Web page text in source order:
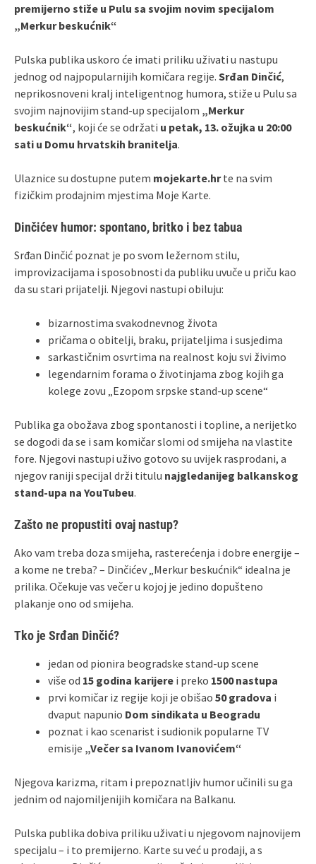
premijerno stiže u Pulu sa svojim novim specijalom
„Merkur beskućnik“
Pulska publika uskoro će imati priliku uživati u nastupu
jednog od najpopularnijih komičara regije. Srđan Dinčić,
neprikosnoveni kralj inteligentnog humora, stiže u Pulu sa
svojim najnovijim stand‑up specijalom „Merkur
beskućnik“, koji će se održati u petak, 13. ožujka u 20:00
sati u Domu hrvatskih branitelja.
Ulaznice su dostupne putem mojekarte.hrte na svim
fizičkim prodajnim mjestima Moje Karte.
Dinčićev humor: spontano, britko i bez tabua
Srđan Dinčić poznat je po svom ležernom stilu,
improvizacijama i sposobnosti da publiku uvuče u priču kao
da su stari prijatelji. Njegovi nastupi obiluju:
bizarnostima svakodnevnog života
pričama o obitelji, braku, prijateljima i susjedima
sarkastičnim osvrtima na realnost koju svi živimo
legendarnim forama o životinjama zbog kojih ga
kolege zovu „Ezopom srpske stand‑up scene“
Publika ga obožava zbog spontanosti i topline, a nerijetko
se dogodi da se i sam komičar slomi od smijeha na vlastite
fore. Njegovi nastupi uživo gotovo su uvijek rasprodani, a
njegov raniji specijal drži titulu najgledanijeg balkanskog
stand‑upa na YouTubeu.
Zašto ne propustiti ovaj nastup?
Ako vam treba doza smijeha, rasterećenja i dobre energije –
a kome ne treba? – Dinčićev „Merkur beskućnik“ idealna je
prilika. Očekuje vas večer u kojoj je jedino dopušteno
plakanje ono od smijeha.
Tko je Srđan Dinčić?
jedan od pionira beogradske stand‑up scene
više od 15 godina karijere i preko 1500 nastupa
prvi komičar iz regije koji je obišao 50 gradova i
dvaput napunio Dom sindikata u Beogradu
poznat i kao scenarist i sudionik popularne TV
emisije „Večer sa Ivanom Ivanovićem“
Njegova karizma, ritam i prepoznatljiv humor učinili su ga
jednim od najomiljenijih komičara na Balkanu.
Pulska publika dobiva priliku uživati u njegovom najnovijem
specijalu – i to premijerno. Karte su već u prodaji, a s